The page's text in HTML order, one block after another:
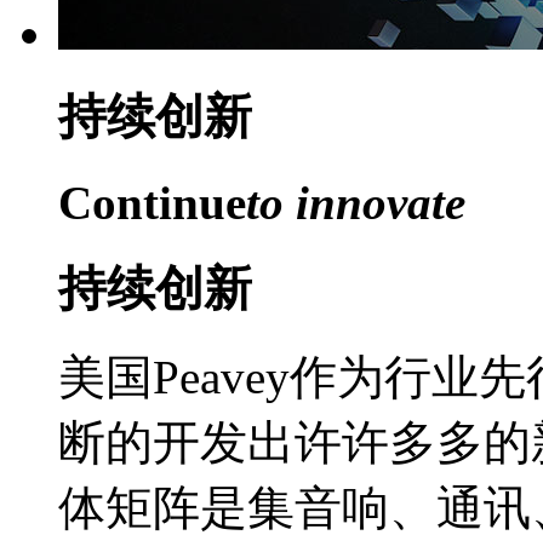
持续创新
Continueto innovate
持续创新
美国Peavey作为行业
断的开发出许许多多
体矩阵是集音响、通